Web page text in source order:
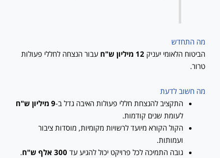
מה התחדש
הביטוח הלאומי יעניק 12 מיליון ש"ח
עבור הנצחה לחללי פעולות
טרור.
מה חשוב לדעת
התקציב להנצחת חללי פעולות האיבה גדל ב-9 מיליון ש"ח
לעומת שנים קודמות.
הקול הקורא מיועד לרשויות מקומיות, מוסדות ציבור
ועמותות.
גובה התמיכה לכל פרויקט יכול להגיע עד 300 אלף ש"ח
.